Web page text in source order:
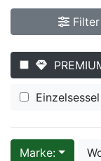
Filter
Einzelsessel
Marke:
Schnell
lieferbar
SALE
Möbel-